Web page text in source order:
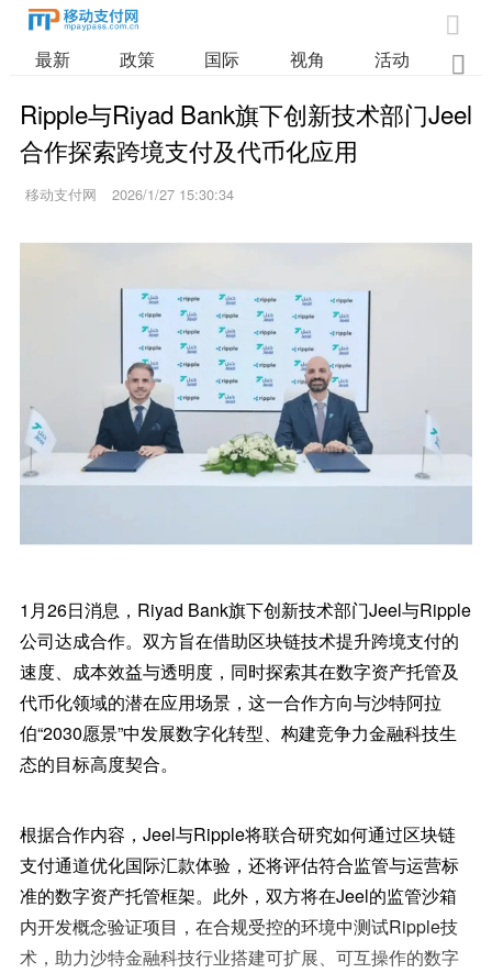

最新 政策 国际 视角 活动 业

Ripple与Riyad Bank旗下创新技术部门Jeel
合作探索跨境支付及代币化应用
移动支付网 2026/1/27 15:30:34
1月26日消息，Riyad Bank旗下创新技术部门Jeel与Ripple
公司达成合作。双方旨在借助区块链技术提升跨境支付的
速度、成本效益与透明度，同时探索其在数字资产托管及
代币化领域的潜在应用场景，这一合作方向与沙特阿拉
伯“2030愿景”中发展数字化转型、构建竞争力金融科技生
态的目标高度契合。
根据合作内容，Jeel与Ripple将联合研究如何通过区块链
支付通道优化国际汇款体验，还将评估符合监管与运营标
准的数字资产托管框架。此外，双方将在Jeel的监管沙箱
内开发概念验证项目，在合规受控的环境中测试Ripple技
术，助力沙特金融科技行业搭建可扩展、可互操作的数字